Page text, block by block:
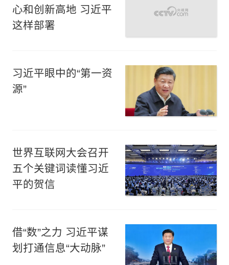
心和创新高地 习近平
这样部署
习近平眼中的“第一资
源”
世界互联网大会召开
五个关键词读懂习近
平的贺信
借“数”之力 习近平谋
划打通信息“大动脉”